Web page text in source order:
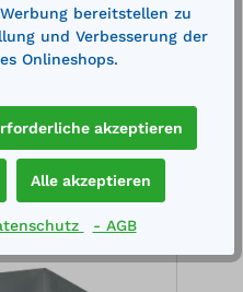
bereitstellen zu
und Verbesserung der
Onlineshops.
akzeptieren
Alle akzeptieren
- AGB